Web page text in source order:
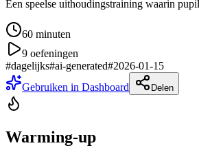
Een speelse uithoudingstraining waarin
60 minuten
9 oefeningen
#dagelijks#ai-generated#2026-01-15
Gebruiken in Dashboard
Delen
Warming-up